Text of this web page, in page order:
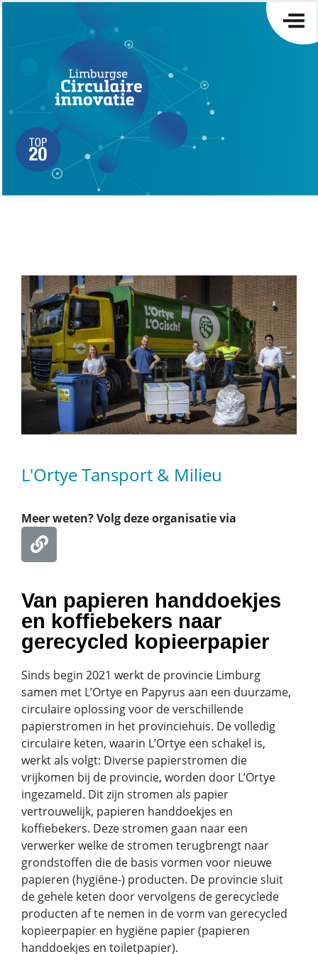
L'Ortye Tansport & Milieu
Meer weten? Volg deze organisatie via
Van papieren handdoekjes
en koffiebekers naar
gerecycled kopieerpapier
Sinds begin 2021 werkt de provincie Limburg
samen met L’Ortye en Papyrus aan een duurzame,
circulaire oplossing voor de verschillende
papierstromen in het provinciehuis. De volledig
circulaire keten, waarin L’Ortye een schakel is,
werkt als volgt: Diverse papierstromen die
vrijkomen bij de provincie, worden door L’Ortye
ingezameld. Dit zijn stromen als papier
vertrouwelijk, papieren handdoekjes en
koffiebekers. Deze stromen gaan naar een
verwerker welke de stromen terugbrengt naar
grondstoffen die de basis vormen voor nieuwe
papieren (hygiëne-) producten. De provincie sluit
de gehele keten door vervolgens de gerecyclede
producten af te nemen in de vorm van gerecycled
kopieerpapier en hygiëne papier (papieren
handdoekjes en toiletpapier).